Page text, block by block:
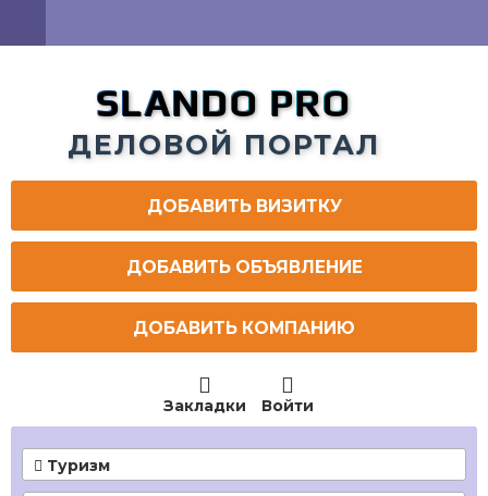
SLANDO PRO
ДЕЛОВОЙ ПОРТАЛ
ДОБАВИТЬ ВИЗИТКУ
ДОБАВИТЬ ОБЪЯВЛЕНИЕ
ДОБАВИТЬ КОМПАНИЮ

Закладки

Войти
 Туризм